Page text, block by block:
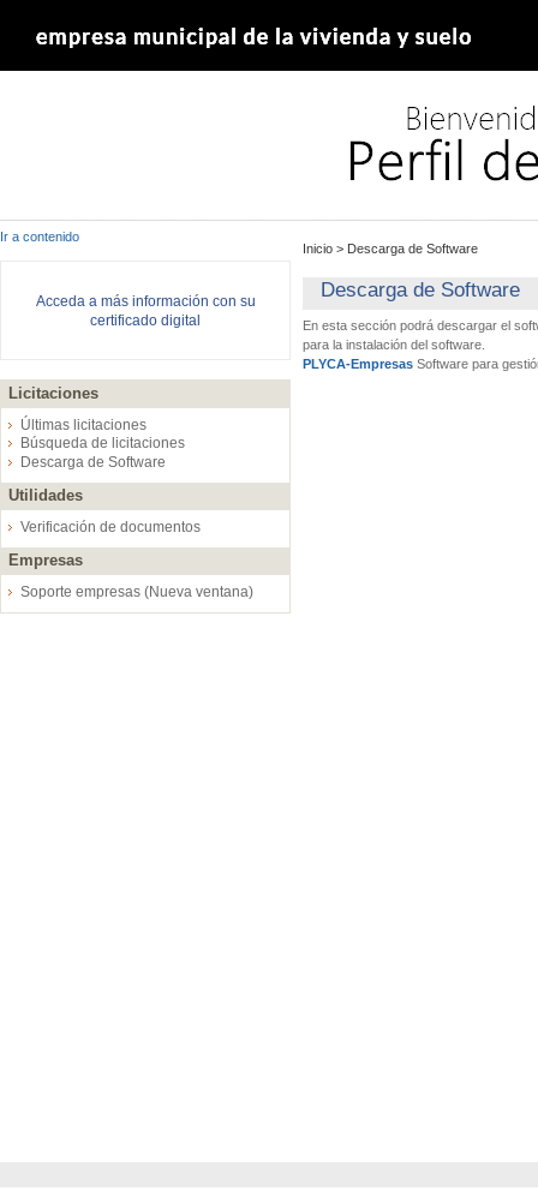
Ir a contenido
Acceda a más información con su
certificado digital
Licitaciones
Últimas licitaciones
Búsqueda de licitaciones
Descarga de Software
Utilidades
Verificación de documentos
Empresas
Soporte empresas (Nueva ventana)
Inicio > Descarga de Software
Descarga de Software
En esta sección podrá descargar el
para la instalación del software.
PLYCA-Empresas Software para